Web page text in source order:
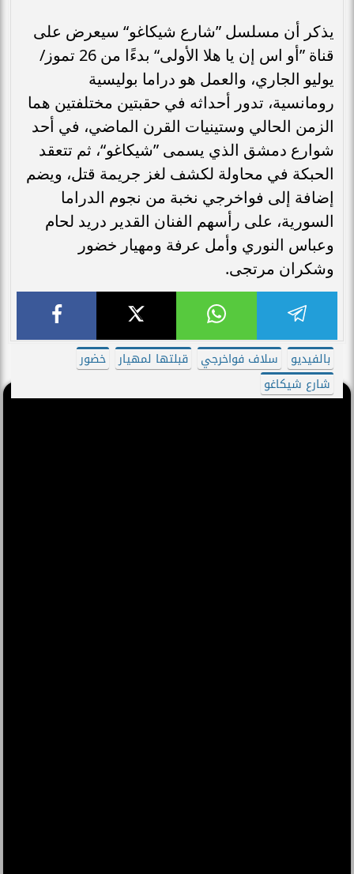
يذكر أن مسلسل ”شارع شيكاغو“ سيعرض على
قناة ”أو اس إن يا هلا الأولى“ بدءًا من 26 تموز/
يوليو الجاري، والعمل هو دراما بوليسية
رومانسية، تدور أحداثه في حقبتين مختلفتين هما
الزمن الحالي وستينيات القرن الماضي، في أحد
شوارع دمشق الذي يسمى ”شيكاغو“، ثم تتعقد
الحبكة في محاولة لكشف لغز جريمة قتل، ويضم
إضافة إلى فواخرجي نخبة من نجوم الدراما
السورية، على رأسهم الفنان القدير دريد لحام
وعباس النوري وأمل عرفة ومهيار خضور
وشكران مرتجى.
بالفيديو سلاف فواخرجي قبلتها لمهيار
خضور
شارع شيكاغو